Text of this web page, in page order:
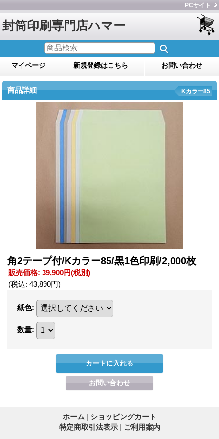
PCサイト
封筒印刷専門店ハマー
マイページ 新規登録はこちら お問い合わせ
商品詳細 Kカラー85
角2テープ付/Kカラー85/黒1色印刷/2,000枚
販売価格: 39,900円(税別)
(税込: 43,890円)
紙色:
数量:
ホーム | ショッピングカート
特定商取引法表示 | ご利用案内